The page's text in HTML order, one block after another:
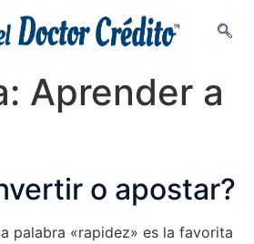
Aprender a
o apostar?
palabra «rapidez» es la favorita